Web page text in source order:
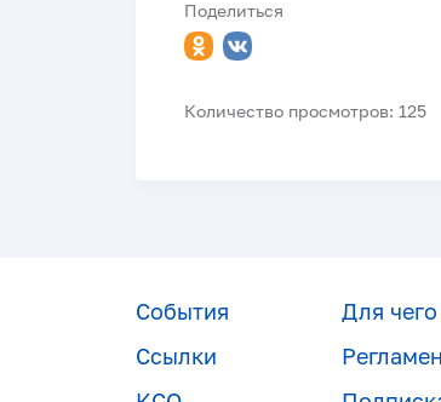
Поделиться
Количество просмотров: 125
События
Ссылки
Для